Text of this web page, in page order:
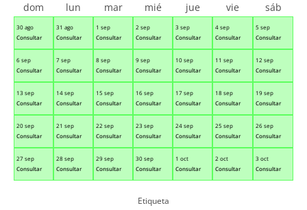
30 ago
Consultar
31 ago
Consultar
1 sep
Consultar
2 sep
Consultar
3 sep
Consultar
4 sep
Consultar
5 sep
Consultar
6 sep
Consultar
7 sep
Consultar
8 sep
Consultar
9 sep
Consultar
10 sep
Consultar
11 sep
Consultar
12 sep
Consultar
13 sep
Consultar
14 sep
Consultar
15 sep
Consultar
16 sep
Consultar
17 sep
Consultar
18 sep
Consultar
19 sep
Consultar
20 sep
Consultar
21 sep
Consultar
22 sep
Consultar
23 sep
Consultar
24 sep
Consultar
25 sep
Consultar
26 sep
Consultar
27 sep
Consultar
28 sep
Consultar
29 sep
Consultar
30 sep
Consultar
1 oct
Consultar
2 oct
Consultar
3 oct
Consultar
dom lun mar mié jue vie sáb
Etiqueta